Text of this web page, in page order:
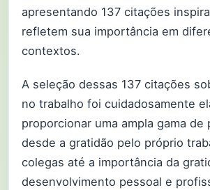
apresentando 137 citações
refletem sua importância em
contextos.
A seleção dessas 137 citações
no trabalho foi cuidadosamente
proporcionar uma ampla gama de
desde a gratidão pelo próprio
colegas até a importância da
desenvolvimento pessoal e